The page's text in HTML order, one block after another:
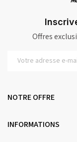
Offres
NOTRE OFFRE
INFORMATIONS